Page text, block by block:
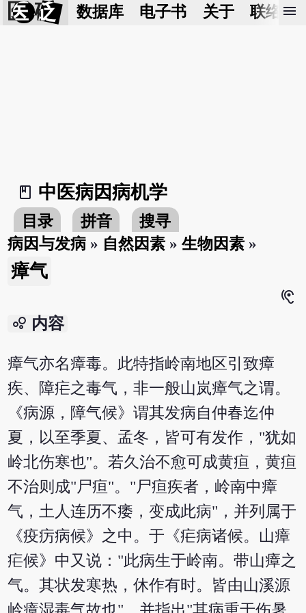
医 砭 数据库 电子书 关于 联络我
menu
book_2
中医病因病机学
目录 拼音
搜寻
病因与发病 » 自然因素 »生物因素 »
瘴气
hearing
bubble_chart 内容
瘴气亦名瘴毒。此特指岭南地区引致瘴
疾、障疟之毒气，非一般山岚瘴气之谓。
《病源，障气候》谓其发病自仲春迄仲
夏，以至季夏、孟冬，皆可有发作，"犹如
岭北伤寒也"。若久治不愈可成黄疸，黄疸
不治则成"尸疸"。"尸疸疾者，岭南中瘴
气，土人连历不痿，变成此病"，并列属于
《疫疠病候》之中。于《疟病诸候。山瘴
疟候》中又说："此病生于岭南。带山瘴之
气。其状发寒热，休作有时。皆由山溪源